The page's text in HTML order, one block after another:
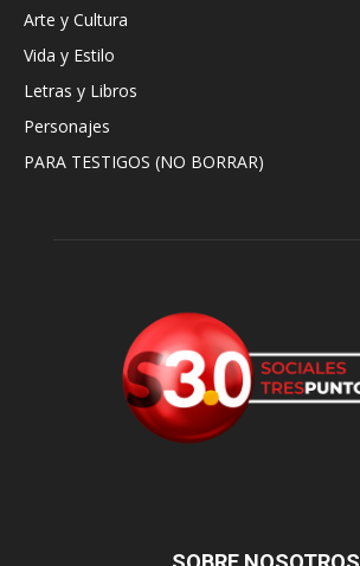
Arte y Cultura
Vida y Estilo
Letras y Libros
Personajes
PARA TESTIGOS (NO BORRAR)